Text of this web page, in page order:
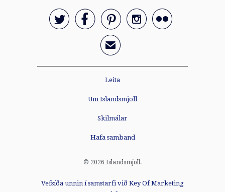
    
✉
Leita
Um Islandsmjoll
Skilmálar
Hafa samband
© 2026 Islandsmjoll .
Vefsíða unnin í samstarfi við Key Of Marketing